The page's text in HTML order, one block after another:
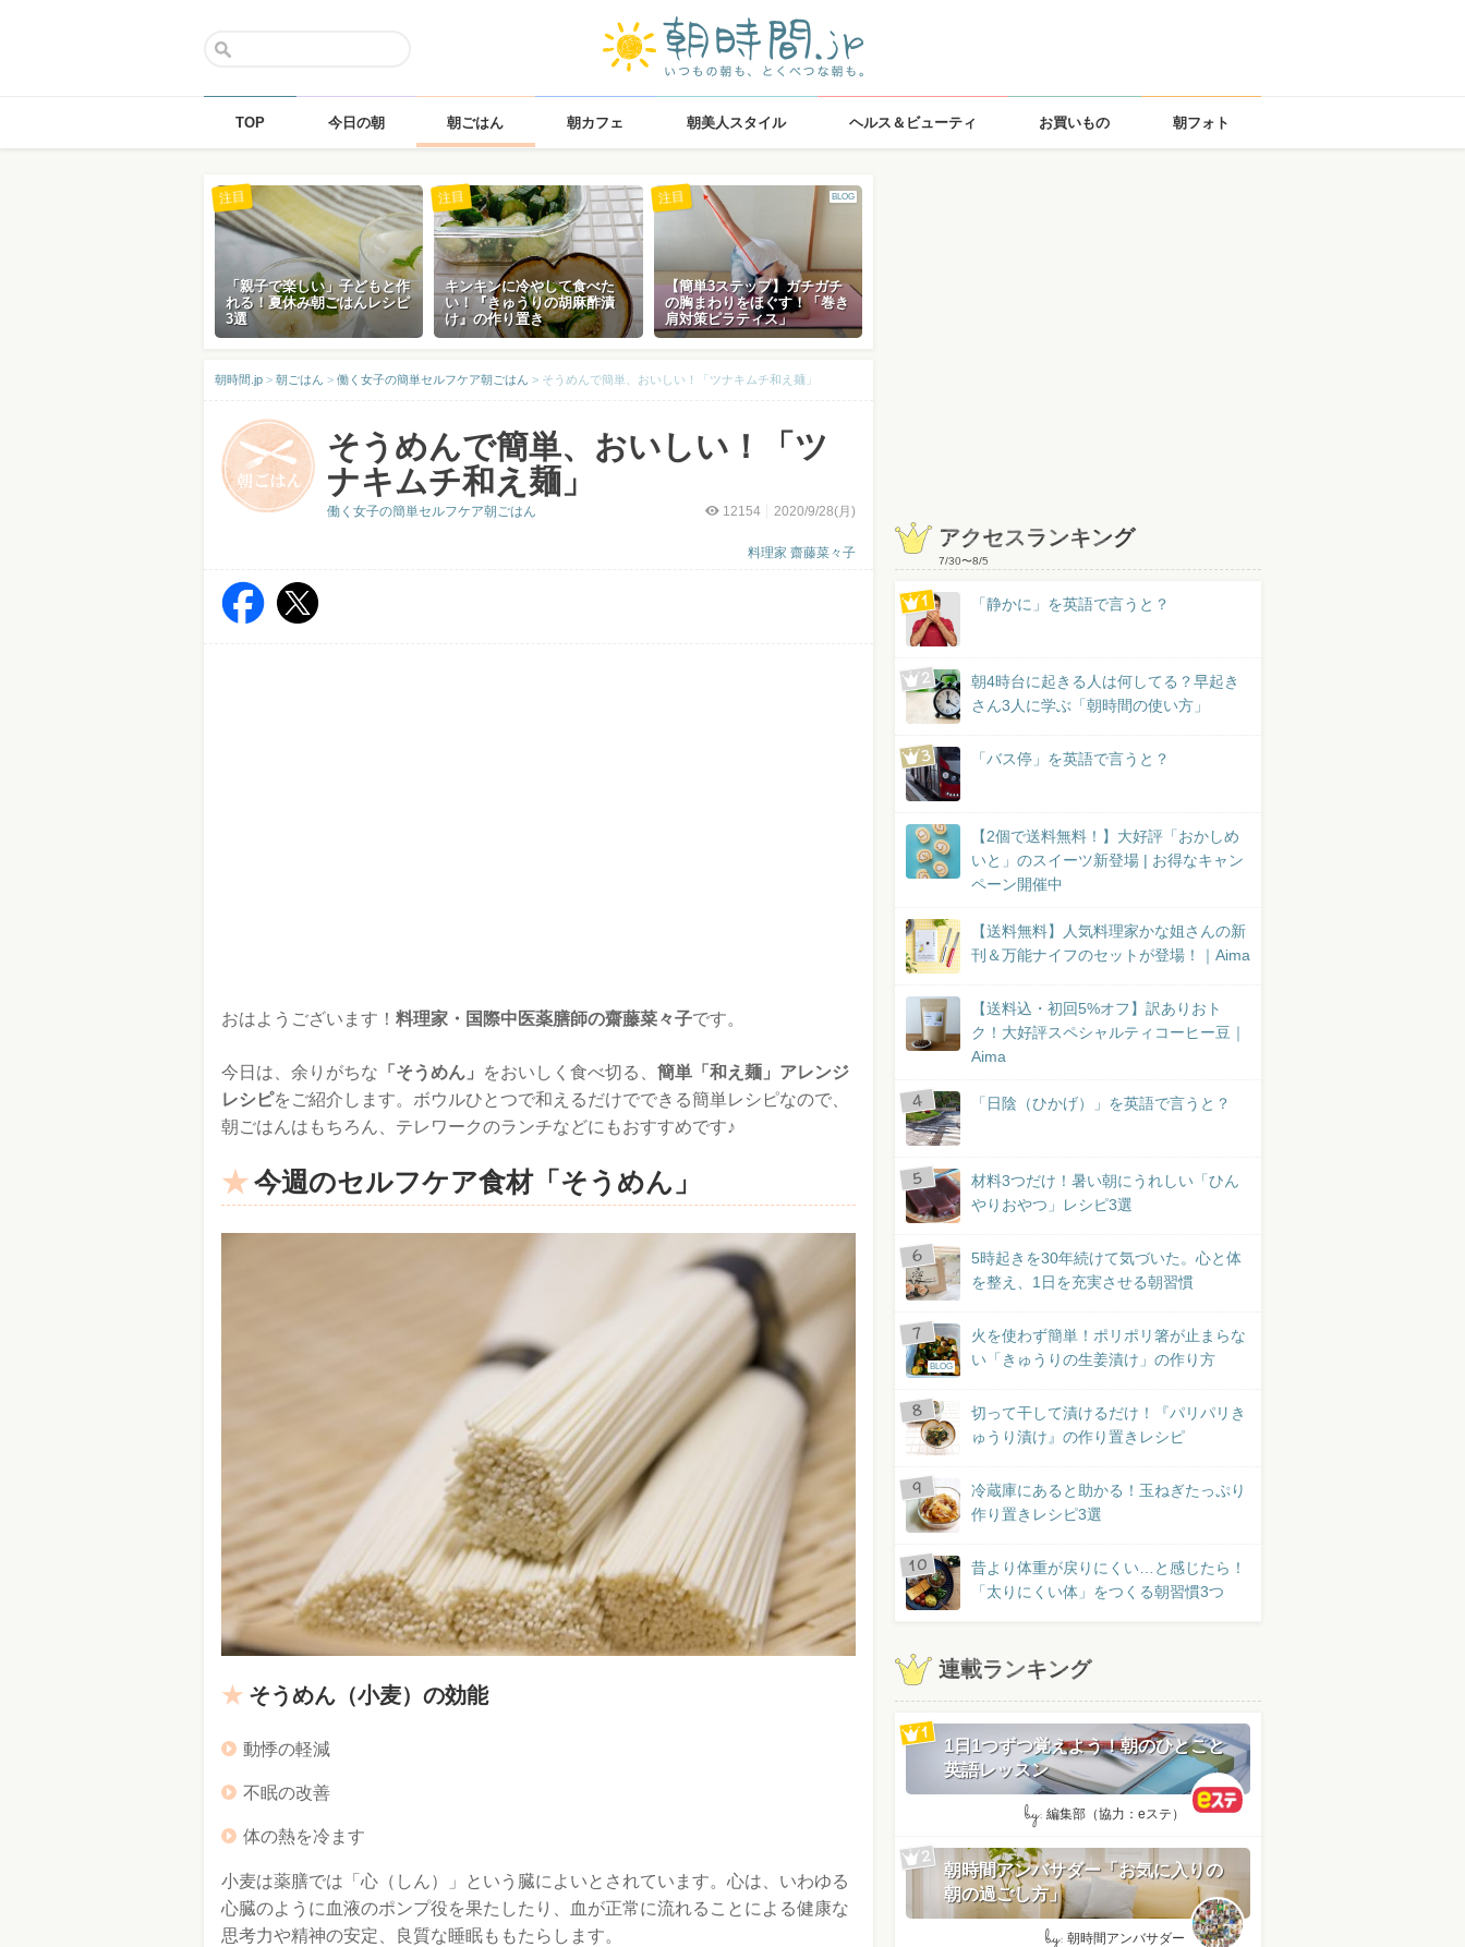
TOP 今日の朝 朝ごはん 朝カフェ 朝美人スタイル ヘルス＆ビューティ お買いもの 朝フォト
「親子で楽しい」子どもと作
れる！夏休み朝ごはんレシピ
3選
注目
キンキンに冷やして食べた
い！『きゅうりの胡麻酢漬
け』の作り置き
注目 BLOG
【簡単3ステップ】ガチガチ
の胸まわりをほぐす！「巻き
肩対策ピラティス」
注目
朝時間.jp > 朝ごはん > 働く女子の簡単セルフケア朝ごはん > そうめんで簡単、おいしい！「ツナキムチ和え麺」
そうめんで簡単、おいしい！「ツ
ナキムチ和え麺」
12154 2020/9/28(月)
料理家 齋藤菜々子
働く女子の簡単セルフケア朝ごはん
おはようございます！ 料理家・国際中医薬膳師の齋藤菜々子です。
今日は、余りがちな 「そうめん」 をおいしく食べ切る、 簡単「和え麺」アレンジ
レシピをご紹介します。ボウルひとつで和えるだけでできる簡単レシピなので、
朝ごはんはもちろん、テレワークのランチなどにもおすすめです♪
今週のセルフケア食材「そうめん」
そうめん（小麦）の効能
動悸の軽減
不眠の改善
体の熱を冷ます
小麦は薬膳では「心（しん）」という臓によいとされています。心は、いわゆる
心臓のように血液のポンプ役を果たしたり、血が正常に流れることによる健康な
思考力や精神の安定、良質な睡眠ももたらします。
アクセスランキング
7/30〜8/5
「静かに」を英語で言うと？
朝4時台に起きる人は何してる？早起き
さん3人に学ぶ「朝時間の使い方」
「バス停」を英語で言うと？
【2個で送料無料！】大好評「おかしめ
いと」のスイーツ新登場 | お得なキャン
ペーン開催中
【送料無料】人気料理家かな姐さんの新
刊＆万能ナイフのセットが登場！｜Aima
【送料込・初回5%オフ】訳ありおト
ク！大好評スペシャルティコーヒー豆｜
Aima
「日陰（ひかげ）」を英語で言うと？
材料3つだけ！暑い朝にうれしい「ひん
やりおやつ」レシピ3選
5時起きを30年続けて気づいた。心と体
を整え、1日を充実させる朝習慣
BLOG
火を使わず簡単！ポリポリ箸が止まらな
い「きゅうりの生姜漬け」の作り方
切って干して漬けるだけ！『パリパリき
ゅうり漬け』の作り置きレシピ
冷蔵庫にあると助かる！玉ねぎたっぷり
作り置きレシピ3選
昔より体重が戻りにくい…と感じたら！
「太りにくい体」をつくる朝習慣3つ
連載ランキング
1日1つずつ覚えよう！朝のひとこと
英語レッスン
by: 編集部（協力：eステ）
朝時間アンバサダー「お気に入りの
朝の過ごし方」
by: 朝時間アンバサダー